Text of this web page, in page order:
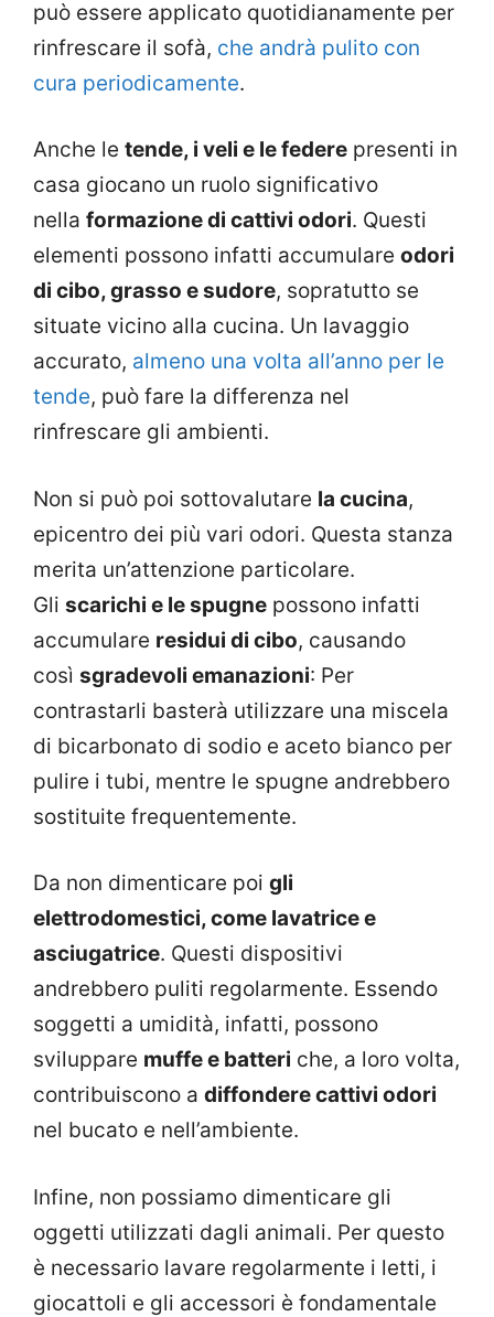
può essere applicato quotidianamente per
rinfrescare il sofà, che andrà pulito con
cura periodicamente.
Anche le tende, i veli e le federe presenti in
casa giocano un ruolo significativo
nella formazione di cattivi odori. Questi
elementi possono infatti accumulare odori
di cibo, grasso e sudore, sopratutto se
situate vicino alla cucina. Un lavaggio
accurato, almeno una volta all’anno per le
tende, può fare la differenza nel
rinfrescare gli ambienti.
Non si può poi sottovalutare la cucina,
epicentro dei più vari odori. Questa stanza
merita un’attenzione particolare.
Gli scarichi e le spugne possono infatti
accumulare residui di cibo, causando
così sgradevoli emanazioni: Per
contrastarli basterà utilizzare una miscela
di bicarbonato di sodio e aceto bianco per
pulire i tubi, mentre le spugne andrebbero
sostituite frequentemente.
Da non dimenticare poi gli
elettrodomestici, come lavatrice e
asciugatrice. Questi dispositivi
andrebbero puliti regolarmente. Essendo
soggetti a umidità, infatti, possono
sviluppare muffe e batteri che, a loro volta,
contribuiscono a diffondere cattivi odori
nel bucato e nell’ambiente.
Infine, non possiamo dimenticare gli
oggetti utilizzati dagli animali. Per questo
è necessario lavare regolarmente i letti, i
giocattoli e gli accessori è fondamentale